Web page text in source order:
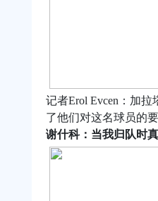
记者Erol Evcen：加
了他们对这名球员的
谢什科：当我归队时